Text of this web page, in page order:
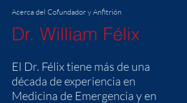
Acerca del Cofundador y Anfitrión
Dr. William Félix
El Dr. Félix tiene más de una
década de experiencia en
Medicina de Emergencia y en